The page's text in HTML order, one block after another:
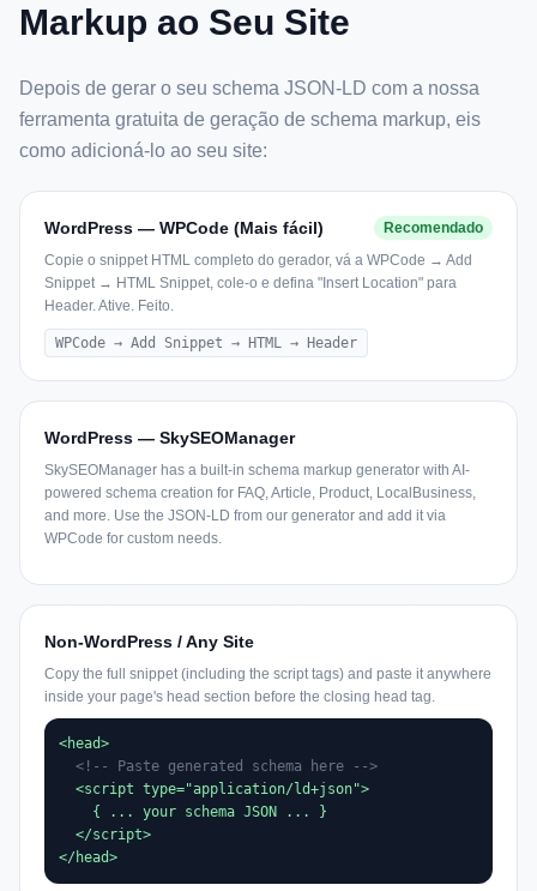
Markup ao Seu Site
Depois de gerar o seu schema JSON-LD com a nossa
ferramenta gratuita de geração de schema markup, eis
como adicioná-lo ao seu site:
WordPress — WPCode (Mais fácil)
Recomendado
Copie o snippet HTML completo do gerador, vá a WPCode → Add
Snippet → HTML Snippet, cole-o e defina "Insert Location" para
Header. Ative. Feito.
WPCode → Add Snippet → HTML → Header
WordPress — SkySEOManager
SkySEOManager has a built-in schema markup generator with AI-
powered schema creation for FAQ, Article, Product, LocalBusiness,
and more. Use the JSON-LD from our generator and add it via
WPCode for custom needs.
Non-WordPress / Any Site
Copy the full snippet (including the script tags) and paste it anywhere
inside your page's head section before the closing head tag.
<head>
<!-- Paste generated schema here -->
  <script type="application/ld+json">
    { ... your schema JSON ... }
  </script>
</head>